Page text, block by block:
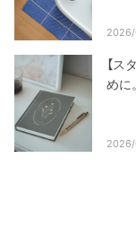
【ス
めに